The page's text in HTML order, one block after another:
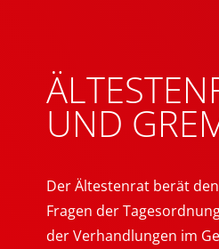
UND
Der Ältestenrat berät
Fragen der
der Verhandlungen im